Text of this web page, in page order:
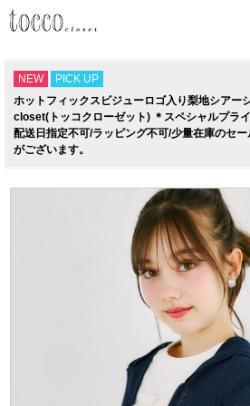
NEW
PICK UP
ホットフィックスビジューロゴ入り梨地シアー
closet(トッコクローゼット) ＊スペシャルプラ
配送日指定不可/ラッピング不可/少量在庫のセ
がございます。